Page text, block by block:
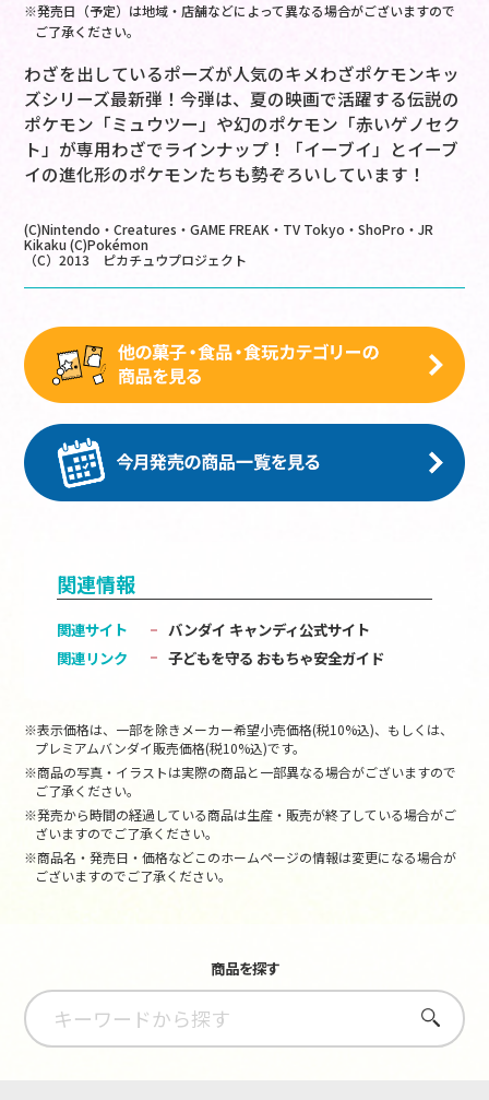
※発売日（予定）は地域・店舗などによって異なる場合がございますので
ご了承ください。
わざを出しているポーズが人気のキメわざポケモンキッ
ズシリーズ最新弾！今弾は、夏の映画で活躍する伝説の
ポケモン「ミュウツー」や幻のポケモン「赤いゲノセク
ト」が専用わざでラインナップ！「イーブイ」とイーブ
イの進化形のポケモンたちも勢ぞろいしています！
(C)Nintendo・Creatures・GAME FREAK・TV Tokyo・ShoPro・JR
Kikaku (C)Pokémon
（C）2013 ピカチュウプロジェクト
関連情報
関連サイト
バンダイ キャンディ公式サイト
関連リンク
子どもを守る おもちゃ安全ガイド
※表示価格は、一部を除きメーカー希望小売価格(税10%込)、もしくは、
プレミアムバンダイ販売価格(税10%込)です。
※商品の写真・イラストは実際の商品と一部異なる場合がございますので
ご了承ください。
※発売から時間の経過している商品は生産・販売が終了している場合がご
ざいますのでご了承ください。
※商品名・発売日・価格などこのホームページの情報は変更になる場合が
ございますのでご了承ください。
商品を探す
さがす